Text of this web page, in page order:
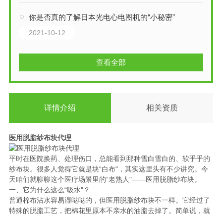
你是否真的了解日本光电心电图机的“小秘密”
2021-10-12
查看全部
详情介绍 相关资质
医用脱脂纱布块代理
平时在医院换药、处理伤口，总能看到那种雪白雪白的、软乎乎的
纱布块。很多人觉得它就是块“白布"，其实这里头有不少讲究。今
天咱们就聊聊这个医疗场景里的“老熟人"——医用脱脂纱布块。
一、它为什么这么“吸水"？
普通棉布沾水容易湿哒哒的，但医用脱脂纱布块不一样。它经过了
特殊的脱脂工艺，把棉花里原本不亲水的油脂去掉了。简单说，就